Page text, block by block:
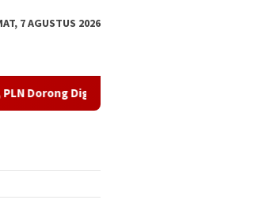
7 AGUSTUS 2026
Pendidikan di SMPN1 Palu Lewat